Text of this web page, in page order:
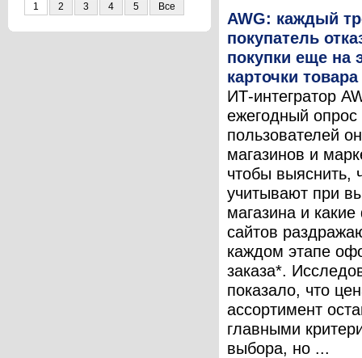
1 2 3 4 5 Все
AWG: каждый
покупатель
покупки еще на
карточки товара
ИТ-интегратор
ежегодный опрос
пользователей
магазинов и
чтобы выяснить,
учитывают при
магазина и
сайтов
каждом этапе
заказа*.
показало, что
ассортимент
главными
выбора, но ...